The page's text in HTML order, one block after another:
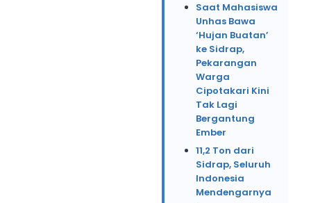
Saat Mahasiswa
Unhas Bawa
‘Hujan Buatan’
ke Sidrap,
Pekarangan
Warga
Cipotakari Kini
Tak Lagi
Bergantung
Ember
11,2 Ton dari
Sidrap, Seluruh
Indonesia
Mendengarnya